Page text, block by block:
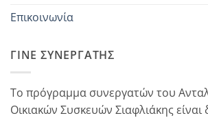
Επικοινωνία
ΓΊΝΕ ΣΥΝΕΡΓΆΤΗΣ
Το πρόγραμμα συνεργατών του
Οικιακών Συσκευών Σιαφλιάκης είναι